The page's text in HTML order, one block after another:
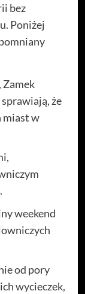
bez
Poniżej
że
miast w
weekend
od pory
wycieczek,